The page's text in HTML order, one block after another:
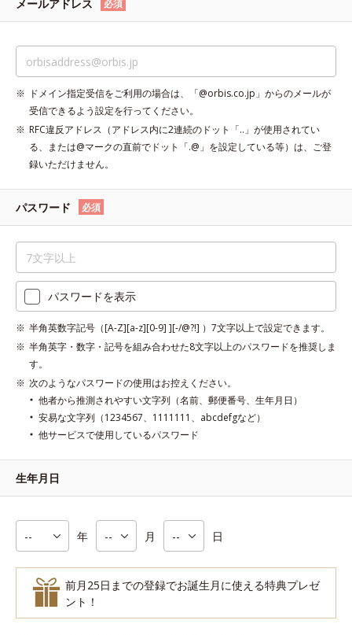
メールアドレス 必須
ドメイン指定受信をご利用の場合は、「@orbis.co.jp」からのメールが
受信できるよう設定を行ってください。
RFC違反アドレス（アドレス内に2連続のドット「..」が使用されてい
る、または@マークの直前でドット「.@」を設定している等）は、ご登
録いただけません。
パスワード 必須
パスワードを表示
半角英数字記号（[A-Z][a-z][0-9] ][-/@?!] ）7文字以上で設定できます。
半角英字・数字・記号を組み合わせた8文字以上のパスワードを推奨しま
す。
次のようなパスワードの使用はお控えください。
他者から推測されやすい文字列（名前、郵便番号、生年月日）
安易な文字列（1234567、1111111、abcdefgなど）
他サービスで使用しているパスワード
生年月日
年 月 日
前月25日までの登録でお誕生月に使える特典プレゼ
ント！